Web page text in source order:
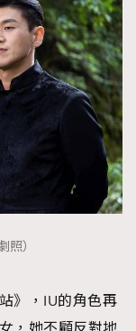
照）
》，IU的角色再